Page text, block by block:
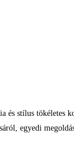
stílus tökéletes
egyedi